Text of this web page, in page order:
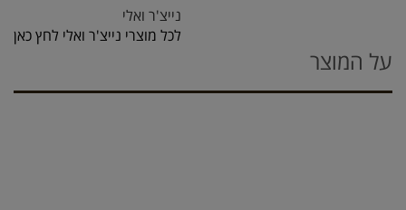
נייצ'ר ואלי
לכל מוצרי נייצ'ר ואלי לחץ כאן
על המוצר